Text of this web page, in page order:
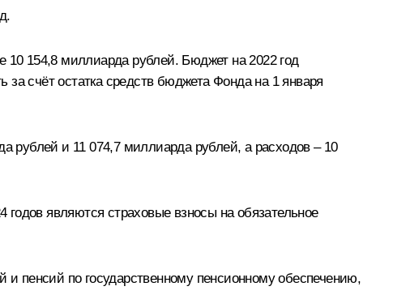
154,8 миллиарда рублей. Бюджет на 2022 год
счёт остатка средств бюджета Фонда на 1 января
рублей и 11 074,7 миллиарда рублей, а расходов – 10
являются страховые взносы на обязательное
пенсий по государственному пенсионному обеспечению,